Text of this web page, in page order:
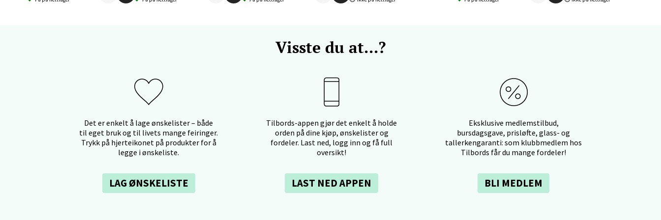
Visste du at...?
Det er enkelt å lage ønskelister – både
til eget bruk og til livets mange feiringer.
Trykk på hjerteikonet på produkter for å
legge i ønskeliste.
LAG ØNSKELISTE
Tilbords-appen gjør det enkelt å holde
orden på dine kjøp, ønskelister og
fordeler. Last ned, logg inn og få full
oversikt!
LAST NED APPEN
Eksklusive medlemstilbud,
bursdagsgave, prisløfte, glass- og
tallerkengaranti: som klubbmedlem hos
Tilbords får du mange fordeler!
BLI MEDLEM
Orkanger - Thon Senter Orkanger
Thon Senter Orkanger, Orkdalsveien 113, 7300 Orkanger
0 i butikk
Sandvika - Thon Senter Sandvika
Brodtkorbsgate 7, 1338 Sandvika